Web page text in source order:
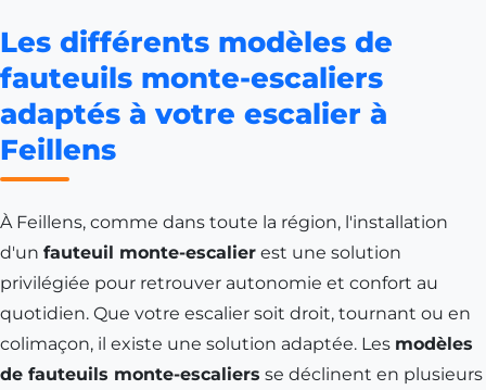
Les différents modèles de
fauteuils monte-escaliers
adaptés à votre escalier à
Feillens
À Feillens, comme dans toute la région, l'installation
d'un fauteuil monte-escalier est une solution
privilégiée pour retrouver autonomie et confort au
quotidien. Que votre escalier soit droit, tournant ou en
colimaçon, il existe une solution adaptée. Les modèles
de fauteuils monte-escaliers se déclinent en plusieurs